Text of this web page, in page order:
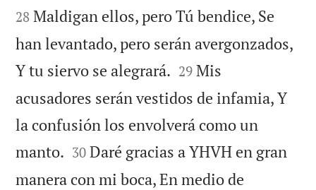
28 Maldigan ellos, pero Tú bendice, Se
han levantado, pero serán avergonzados,
Y tu siervo se alegrará. 

29 Mis
acusadores serán vestidos de infamia, Y
la confusión los envolverá como un
manto. 

30 Daré gracias a YHVH en gran
manera con mi boca, En medio de